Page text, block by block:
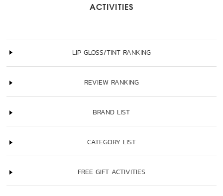
ACTIVITIES
LIP GLOSS/TINT RANKING
REVIEW RANKING
BRAND LIST
CATEGORY LIST
FREE GIFT ACTIVITIES